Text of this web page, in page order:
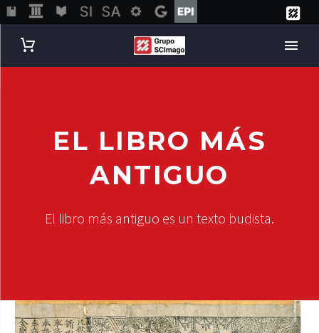
EL LIBRO MÁS
ANTIGUO
El libro más antiguo es un texto budista.